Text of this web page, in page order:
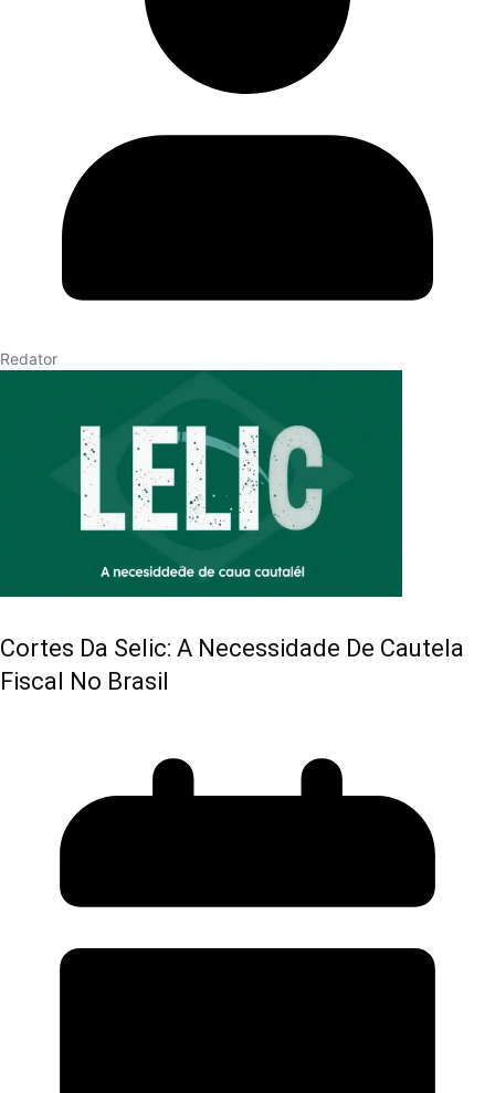
Redator
Cortes Da Selic: A Necessidade De Cautela
Fiscal No Brasil